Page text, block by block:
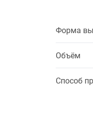
Форма
Объём
Способ